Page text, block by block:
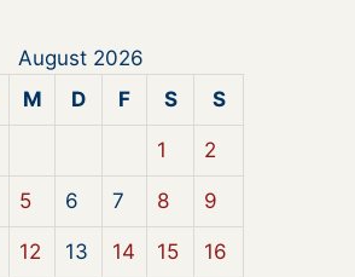
August 2026
M D F S S
1 2
5 6 7 8 9
12 13 14 15 16